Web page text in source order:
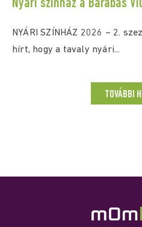
Nyári színház a Barabás
NYÁRI SZÍNHÁZ 2026 – 2.
hírt, hogy a tavaly nyári...
TOVÁBBI